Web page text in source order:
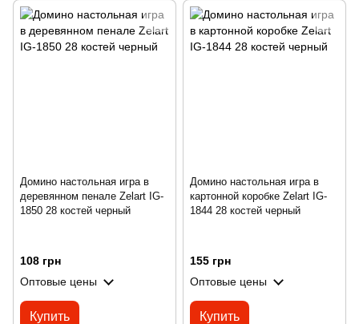
Домино настольная игра в
деревянном пенале Zelart IG-
1850 28 костей черный
108 грн
Оптовые цены
Купить
Домино настольная игра в
картонной коробке Zelart IG-
1844 28 костей черный
155 грн
Оптовые цены
Купить